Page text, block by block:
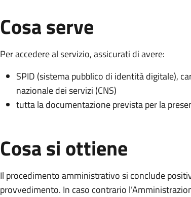
Cosa serve
Per accedere al servizio, assicurati di avere:
SPID (sistema pubblico di identità digitale),
nazionale dei servizi (CNS)
tutta la documentazione prevista per la
Cosa si ottiene
Il procedimento amministrativo si conclude
provvedimento. In caso contrario